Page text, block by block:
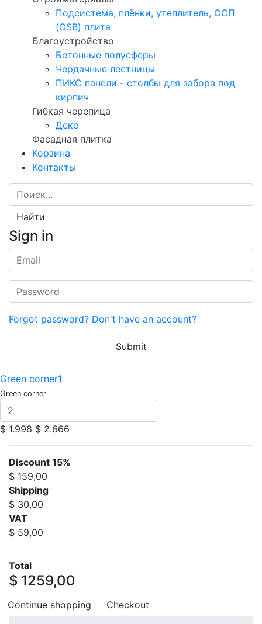
Подсистема, плёнки, утеплитель, ОСП
(OSB) плита
Благоустройство
Бетонные полусферы
Чердачные лестницы
ПИКС панели - столбы для забора под
кирпич
Гибкая черепица
Деке
Фасадная плитка
Корзина
Контакты
Найти
Sign in
Forgot password? Don't have an account?
Submit
Green corner1
Green corner
$ 1.998 $ 2.666
Discount 15%
$ 159,00
Shipping
$ 30,00
VAT
$ 59,00
Total
$ 1259,00
Continue shopping Checkout